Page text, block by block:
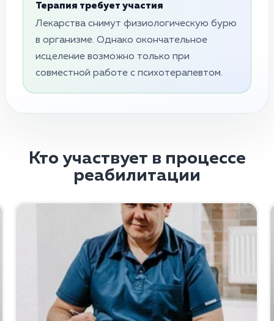
Терапия требует участия
Лекарства снимут физиологическую бурю
в организме. Однако окончательное
исцеление возможно только при
совместной работе с психотерапевтом.
Кто участвует в процессе
реабилитации